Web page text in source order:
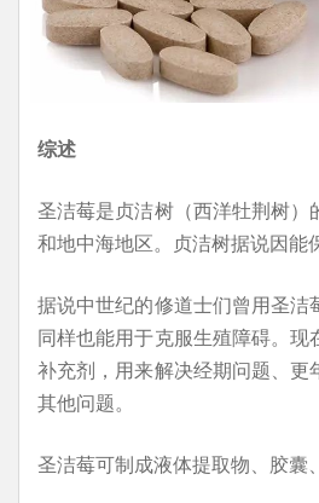
综述
圣洁莓是贞洁树（西洋牡荆树）
和地中海地区。贞洁树据说因能
据说中世纪的修道士们曾用圣洁
同样也能用于克服生殖障碍。现
补充剂，用来解决经期问题、更
其他问题。
圣洁莓可制成液体提取物、胶囊